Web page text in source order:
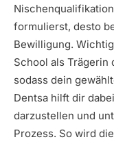
formulierst, desto
Bewilligung.
School als Trägerin
sodass dein
Dentsa hilft dir
darzustellen und
Prozess. So wird